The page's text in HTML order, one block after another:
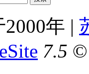
年 |
7.5 ©